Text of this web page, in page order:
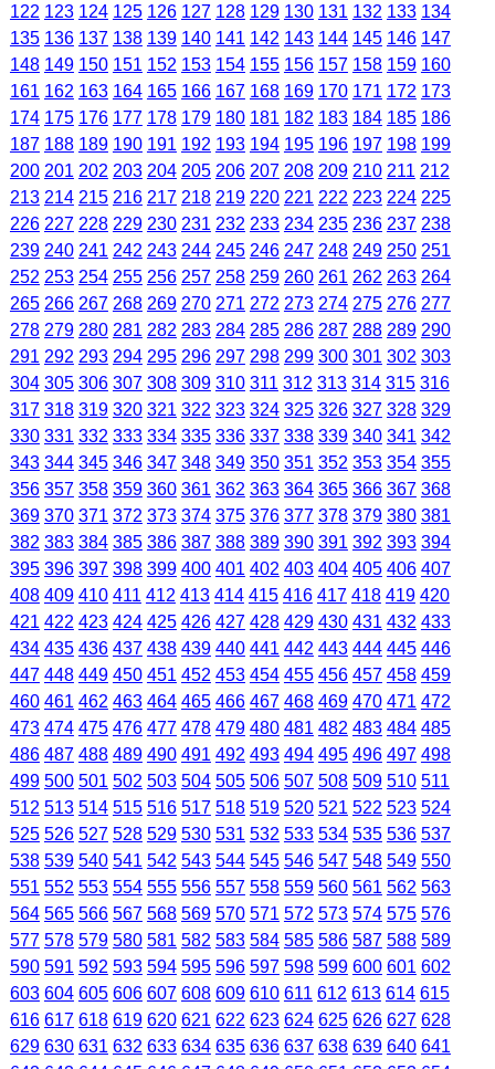
122 123 124 125 126 127 128 129 130 131 132 133 134
135 136 137 138 139 140 141 142 143 144 145 146 147
148 149 150 151 152 153 154 155 156 157 158 159 160
161 162 163 164 165 166 167 168 169 170 171 172 173
174 175 176 177 178 179 180 181 182 183 184 185 186
187 188 189 190 191 192 193 194 195 196 197 198 199
200 201 202 203 204 205 206 207 208 209 210 211 212
213 214 215 216 217 218 219 220 221 222 223 224 225
226 227 228 229 230 231 232 233 234 235 236 237 238
239 240 241 242 243 244 245 246 247 248 249 250 251
252 253 254 255 256 257 258 259 260 261 262 263 264
265 266 267 268 269 270 271 272 273 274 275 276 277
278 279 280 281 282 283 284 285 286 287 288 289 290
291 292 293 294 295 296 297 298 299 300 301 302 303
304 305 306 307 308 309 310 311 312 313 314 315 316
317 318 319 320 321 322 323 324 325 326 327 328 329
330 331 332 333 334 335 336 337 338 339 340 341 342
343 344 345 346 347 348 349 350 351 352 353 354 355
356 357 358 359 360 361 362 363 364 365 366 367 368
369 370 371 372 373 374 375 376 377 378 379 380 381
382 383 384 385 386 387 388 389 390 391 392 393 394
395 396 397 398 399 400 401 402 403 404 405 406 407
408 409 410 411 412 413 414 415 416 417 418 419 420
421 422 423 424 425 426 427 428 429 430 431 432 433
434 435 436 437 438 439 440 441 442 443 444 445 446
447 448 449 450 451 452 453 454 455 456 457 458 459
460 461 462 463 464 465 466 467 468 469 470 471 472
473 474 475 476 477 478 479 480 481 482 483 484 485
486 487 488 489 490 491 492 493 494 495 496 497 498
499 500 501 502 503 504 505 506 507 508 509 510 511
512 513 514 515 516 517 518 519 520 521 522 523 524
525 526 527 528 529 530 531 532 533 534 535 536 537
538 539 540 541 542 543 544 545 546 547 548 549 550
551 552 553 554 555 556 557 558 559 560 561 562 563
564 565 566 567 568 569 570 571 572 573 574 575 576
577 578 579 580 581 582 583 584 585 586 587 588 589
590 591 592 593 594 595 596 597 598 599 600 601 602
603 604 605 606 607 608 609 610 611 612 613 614 615
616 617 618 619 620 621 622 623 624 625 626 627 628
629 630 631 632 633 634 635 636 637 638 639 640 641